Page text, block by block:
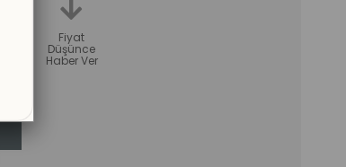
Fiyat
Düşünce
Haber Ver